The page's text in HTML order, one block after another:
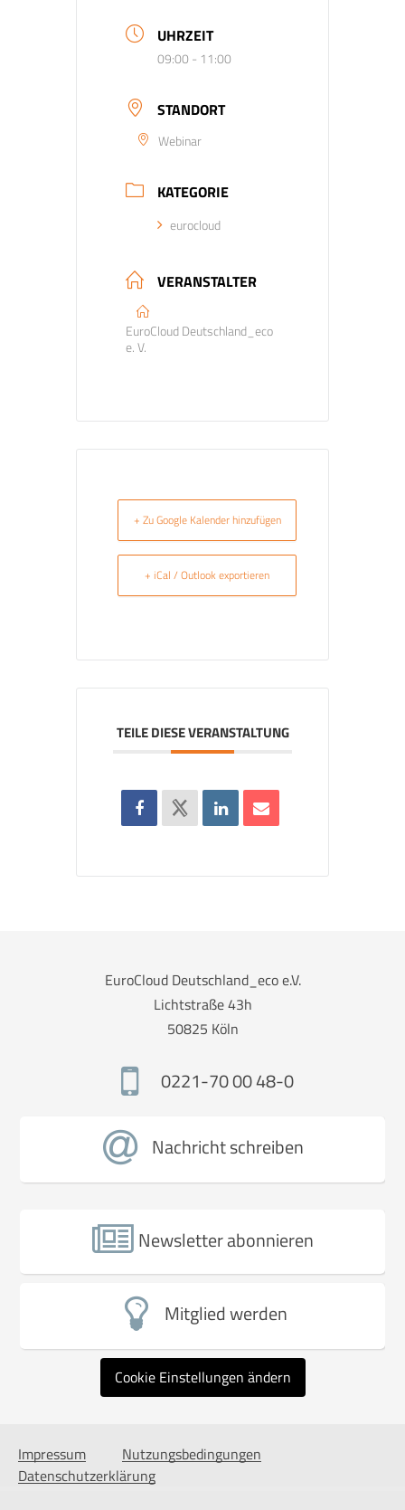
UHRZEIT
09:00 - 11:00
STANDORT
Webinar
KATEGORIE
eurocloud
VERANSTALTER
EuroCloud Deutschland_eco
e. V.
+ Zu Google Kalender hinzufügen
+ iCal / Outlook exportieren
TEILE DIESE VERANSTALTUNG
EuroCloud Deutschland_eco e.V.
Lichtstraße 43h
50825 Köln
0221-70 00 48-0
Nachricht schreiben
Newsletter abonnieren
Mitglied werden
Cookie Einstellungen ändern
Impressum
Nutzungsbedingungen
Datenschutzerklärung